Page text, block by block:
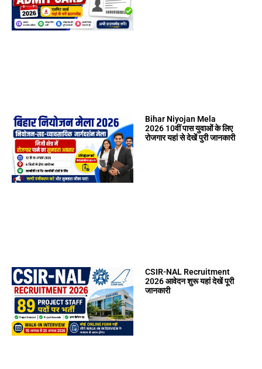
Bihar Niyojan Mela
2026 10वीं पास युवाओं के लिए
रोजगार यहां से देखें पुरी जानकारी
CSIR-NAL Recruitment
2026 आवेदन शुरू यहां देखें पूरी
जानकारी